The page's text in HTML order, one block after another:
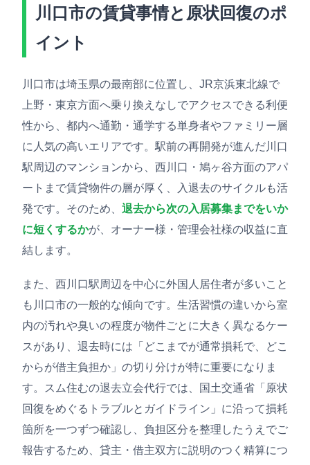
川口市の賃貸事情と原状回復のポ
イント
川口市は埼玉県の最南部に位置し、JR京浜東北線で
上野・東京方面へ乗り換えなしでアクセスできる利便
性から、都内へ通勤・通学する単身者やファミリー層
に人気の高いエリアです。駅前の再開発が進んだ川口
駅周辺のマンションから、西川口・鳩ヶ谷方面のアパ
ートまで賃貸物件の層が厚く、入退去のサイクルも活
発です。そのため、 退去から次の入居募集までをいか
に短くするかが、オーナー様・管理会社様の収益に直
結します。
また、西川口駅周辺を中心に外国人居住者が多いこと
も川口市の一般的な傾向です。生活習慣の違いから室
内の汚れや臭いの程度が物件ごとに大きく異なるケー
スがあり、退去時には「どこまでが通常損耗で、どこ
からが借主負担か」の切り分けが特に重要になりま
す。スム住むの退去立会代行では、国土交通省「原状
回復をめぐるトラブルとガイドライン」に沿って損耗
箇所を一つずつ確認し、負担区分を整理したうえでご
報告するため、貸主・借主双方に説明のつく精算につ